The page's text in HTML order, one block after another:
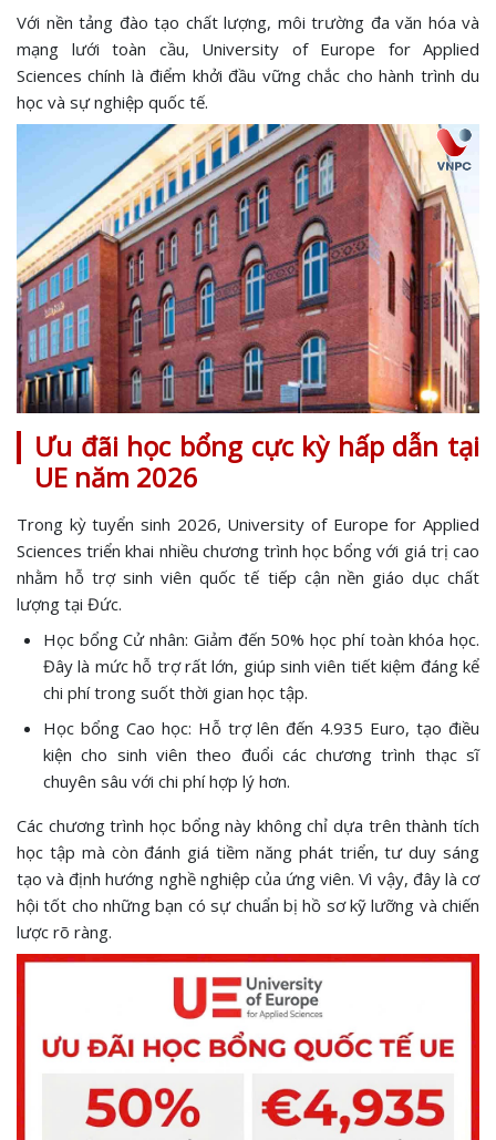
Với nền tảng đào tạo chất lượng, môi trường đa văn hóa và
mạng lưới toàn cầu, University of Europe for Applied
Sciences chính là điểm khởi đầu vững chắc cho hành trình du
học và sự nghiệp quốc tế.
Ưu đãi học bổng cực kỳ hấp dẫn tại
UE năm 2026
Trong kỳ tuyển sinh 2026, University of Europe for Applied
Sciences triển khai nhiều chương trình học bổng với giá trị cao
nhằm hỗ trợ sinh viên quốc tế tiếp cận nền giáo dục chất
lượng tại Đức.
Học bổng Cử nhân: Giảm đến 50% học phí toàn khóa học.
Đây là mức hỗ trợ rất lớn, giúp sinh viên tiết kiệm đáng kể
chi phí trong suốt thời gian học tập.
Học bổng Cao học: Hỗ trợ lên đến 4.935 Euro, tạo điều
kiện cho sinh viên theo đuổi các chương trình thạc sĩ
chuyên sâu với chi phí hợp lý hơn.
Các chương trình học bổng này không chỉ dựa trên thành tích
học tập mà còn đánh giá tiềm năng phát triển, tư duy sáng
tạo và định hướng nghề nghiệp của ứng viên. Vì vậy, đây là cơ
hội tốt cho những bạn có sự chuẩn bị hồ sơ kỹ lưỡng và chiến
lược rõ ràng.